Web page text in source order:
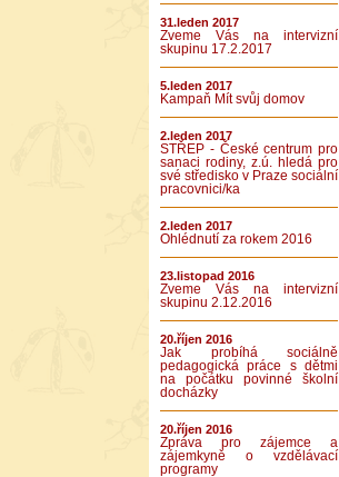
31.leden 2017
Zveme Vás na intervizní
skupinu 17.2.2017
5.leden 2017
Kampaň Mít svůj domov
2.leden 2017
STŘEP - České centrum pro
sanaci rodiny, z.ú. hledá pro
své středisko v Praze sociální
pracovnici/ka
2.leden 2017
Ohlédnutí za rokem 2016
23.listopad 2016
Zveme Vás na intervizní
skupinu 2.12.2016
20.říjen 2016
Jak probíhá sociálně
pedagogická práce s dětmi
na počátku povinné školní
docházky
20.říjen 2016
Zpráva pro zájemce a
zájemkyně o vzdělávací
programy